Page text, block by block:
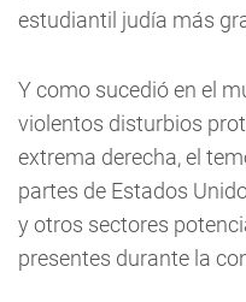
estudiantil judía más
Y como sucedió en el
violentos disturbios
extrema derecha, el
partes de Estados
y otros sectores
presentes durante la